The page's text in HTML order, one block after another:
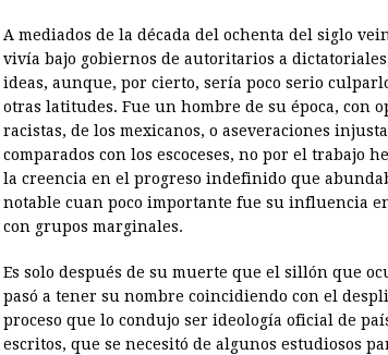
A mediados de la década del ochenta del siglo
vivía bajo gobiernos de autoritarios a
ideas, aunque, por cierto, sería poco serio
otras latitudes. Fue un hombre de su época, con
racistas, de los mexicanos, o aseveraciones
comparados con los escoceses, no por el trabajo
la creencia en el progreso indefinido que
notable cuan poco importante fue su influencia
con grupos marginales.
Es solo después de su muerte que el sillón que
pasó a tener su nombre coincidiendo con el
proceso que lo condujo ser ideología oficial de
escritos, que se necesitó de algunos estudiosos